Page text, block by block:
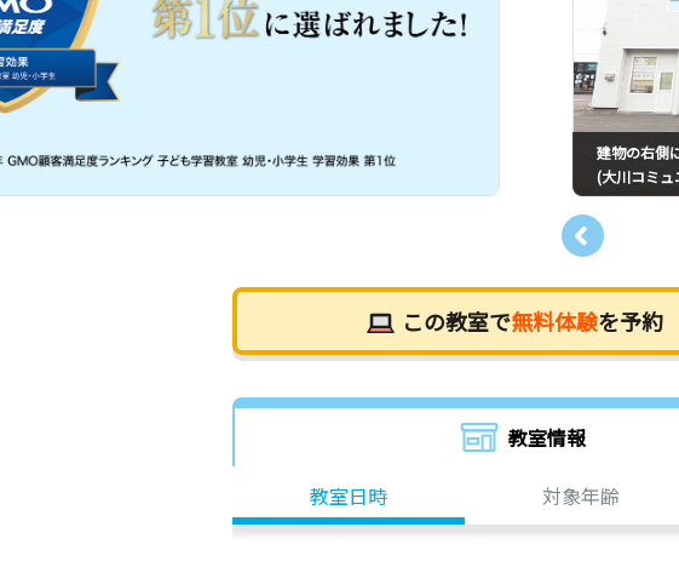
建物の右側
(大川コミュ
この教室で無料体験を予約
教室情報
教室日時
対象年齢